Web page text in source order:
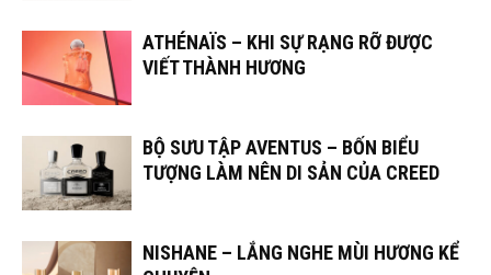
ATHÉNAÏS – KHI SỰ RẠNG RỠ ĐƯỢC
VIẾT THÀNH HƯƠNG
BỘ SƯU TẬP AVENTUS – BỐN BIỂU
TƯỢNG LÀM NÊN DI SẢN CỦA CREED
NISHANE – LẮNG NGHE MÙI HƯƠNG KỂ